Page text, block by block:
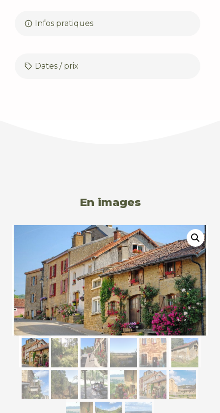
Infos pratiques
Dates / prix
En images